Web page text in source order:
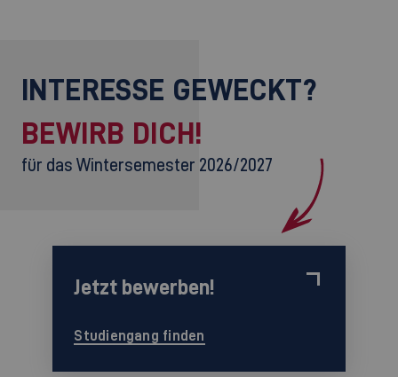
INTERESSE GEWECKT?
BEWIRB DICH!
für das Wintersemester 2026/2027
Jetzt bewerben!
Studiengang finden